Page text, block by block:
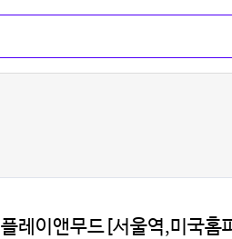
플레이앤무드[서울역,미국홈